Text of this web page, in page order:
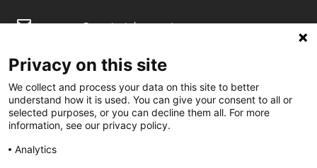
spccc@spcgtcatalunya.cat
935 120 481
@CGTCatalunya
cgtcatalunya
Privacy on this site
We collect and process your data on this site to better
understand how it is used. You can give your consent to all or
selected purposes, or you can decline them all. For more
information, see our privacy policy.
Analytics